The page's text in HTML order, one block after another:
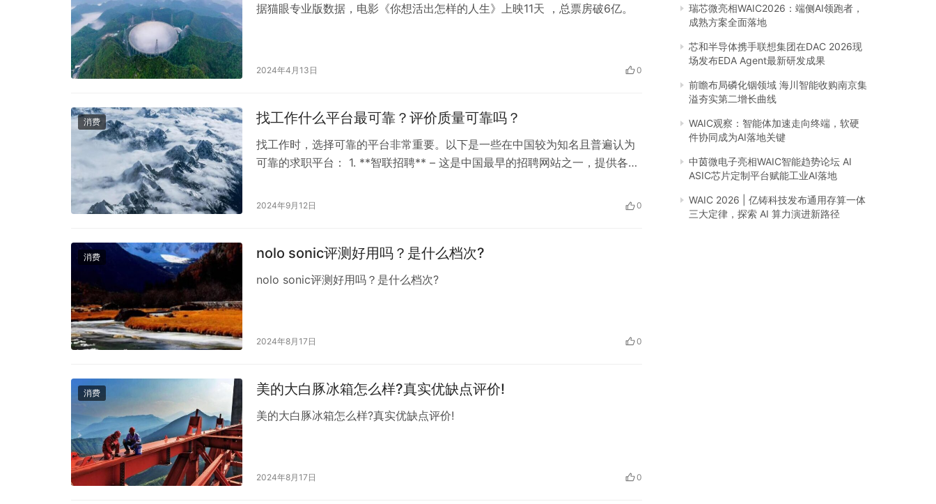
据猫眼专业版数据，电影《你想活出怎样的人生》上映11天 ，总票房破6亿。 ​​​
2024年4月13日 0
消费 找工作什么平台最可靠？评价质量可靠吗？
找工作时，选择可靠的平台非常重要。以下是一些在中国较为知名且普遍认为
可靠的求职平台： 1. **智联招聘** – 这是中国最早的招聘网站之一，提供各种
大的人力资源服务公司。3. **拉勾网** – 面向互联网行业的招聘平台，特别适
2024年9月12日 0
消费 nolo sonic评测好用吗？是什么档次?
nolo sonic评测好用吗？是什么档次?
2024年8月17日 0
消费 美的大白豚冰箱怎么样?真实优缺点评价!
美的大白豚冰箱怎么样?真实优缺点评价!
2024年8月17日 0
瑞芯微亮相WAIC2026：端侧AI领跑者，
成熟方案全面落地
芯和半导体携手联想集团在DAC 2026现
场发布EDA Agent最新研发成果
前瞻布局磷化铟领域 海川智能收购南京集
溢夯实第二增长曲线
WAIC观察：智能体加速走向终端，软硬
件协同成为AI落地关键
中茵微电子亮相WAIC智能趋势论坛 AI
ASIC芯片定制平台赋能工业AI落地
WAIC 2026 | 亿铸科技发布通用存算一体
三大定律，探索 AI 算力演进新路径